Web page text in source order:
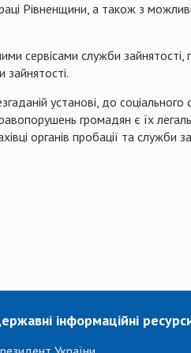
Рівненщини, а також з
сервісами служби зайнятості,
зайнятості.
установі, до соціального
громадян є їх
органів пробації та служби
інформаційні